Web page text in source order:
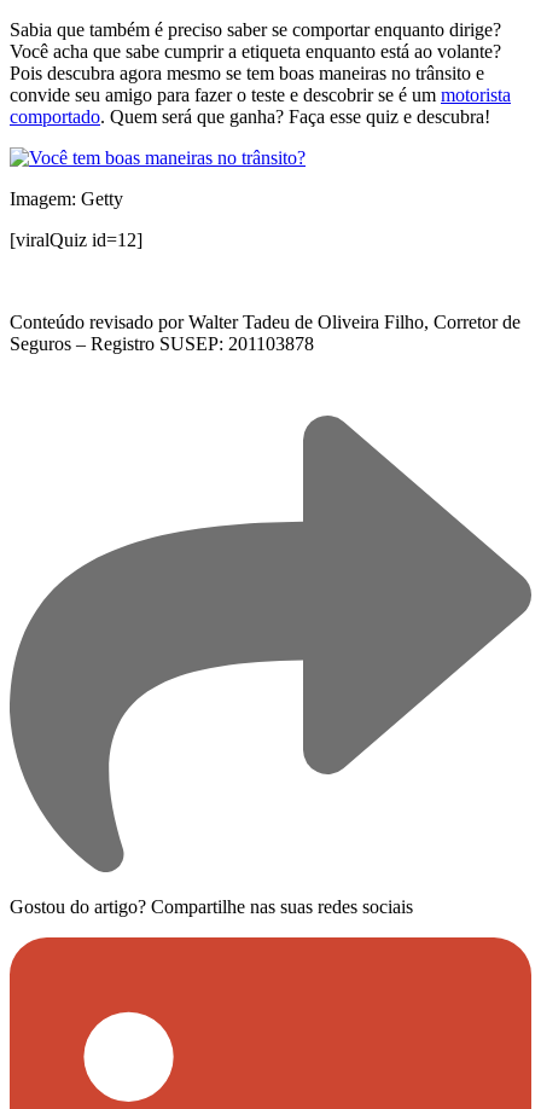
Sabia que também é preciso saber se comportar enquanto dirige?
Você acha que sabe cumprir a etiqueta enquanto está ao volante?
Pois descubra agora mesmo se tem boas maneiras no trânsito e
convide seu amigo para fazer o teste e descobrir se é um motorista
comportado. Quem será que ganha? Faça esse quiz e descubra!
Imagem: Getty
[viralQuiz id=12]
Conteúdo revisado por Walter Tadeu de Oliveira Filho, Corretor de
Seguros – Registro SUSEP: 201103878
Gostou do artigo? Compartilhe nas suas redes sociais